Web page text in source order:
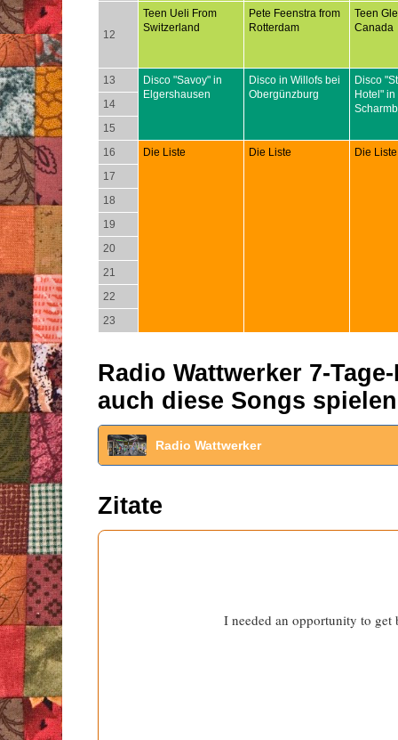
12
Teen Ueli From
Switzerland
Pete Feenstra from
Rotterdam
Teen
Canada
13
Disco "Savoy" in
Elgershausen
Disco in Willofs bei
Obergünzburg
Disco
Hotel"
14
15
16
Die Liste Die Liste
Die Liste
17
18
19
20
21
22
23
Radio Wattwerker 7-
auch diese Songs spielen
Radio Wattwerker
Zitate
I needed an opportunity to